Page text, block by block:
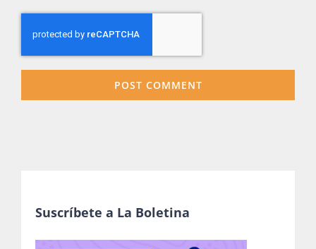
Suscríbete a La Boletina